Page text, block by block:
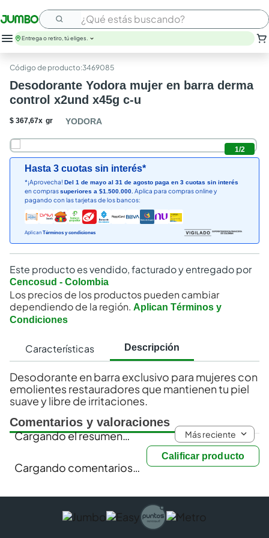
¿Qué estás buscando?
huevos
arroz
nutribela
papel higienico
queso
pollo
carne
Entrega o retiro, tú eliges.
:3469085
Desodorante Yodora mujer en barra derma
control x2und x45g c-u
$ 367,67x gr YODORA
1/2
Hasta 3 cuotas sin interés*
*¡Aprovecha! Del 1 de mayo al 31 de agosto paga en 3 cuotas sin interés
en comprassuperiores a $1.500.000. Aplica para compras online y
pagando con las tarjetas de los bancos:
Aplican Términos y condiciones
Este producto es vendido, facturado y entregado por
Cencosud - Colombia
Los precios de los productos pueden cambiar
dependiendo de la región. Aplican Términos y
Condiciones
Características Descripción
Desodorante en barra exclusivo para mujeres con
emolientes restauradores que mantienen tu piel
suave y libre de irritaciones.
Comentarios y valoraciones
Calificar producto
Cargando el resumen… Más reciente
Cargando comentarios…